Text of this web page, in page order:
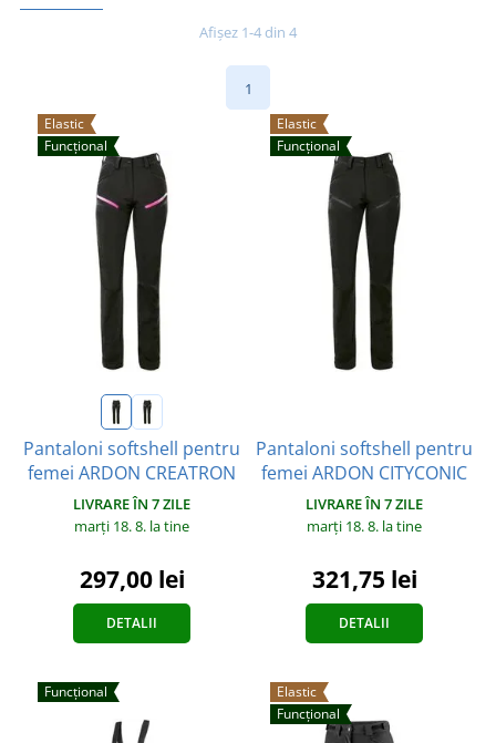
Afișez 1-4 din 4
1
Elastic
Funcțional
Pantaloni softshell pentru
femei ARDON CREATRON
LIVRARE ÎN 7 ZILE
marți 18. 8. la tine
297,00 lei
DETALII
Elastic
Funcțional
Pantaloni softshell pentru
femei ARDON CITYCONIC
LIVRARE ÎN 7 ZILE
marți 18. 8. la tine
321,75 lei
DETALII
Funcțional
Elastic
Funcțional